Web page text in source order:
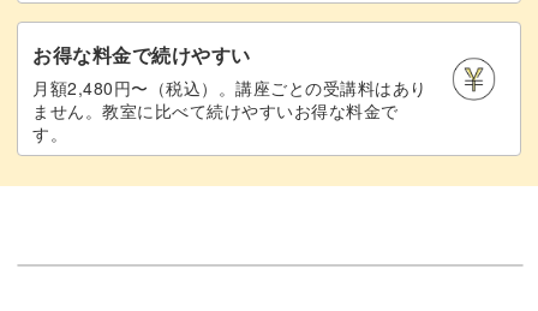
ることで素敵なアクセントに。
とれないようにしっかりと縫いつけるコツもお教えしま
す。
お得な料金で続けやすい
月額2,480円〜（税込）。講座ごとの受講料はあり
ません。教室に比べて続けやすいお得な料金で
す。